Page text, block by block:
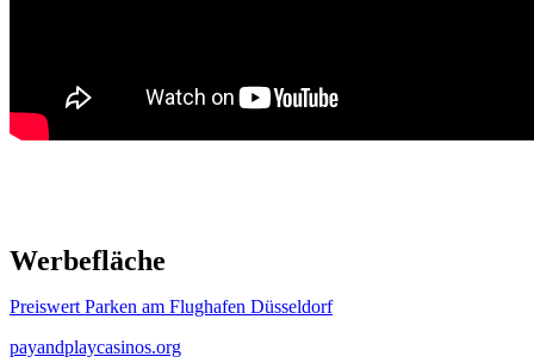
Werbefläche
Preiswert Parken am Flughafen Düsseldorf
payandplaycasinos.org